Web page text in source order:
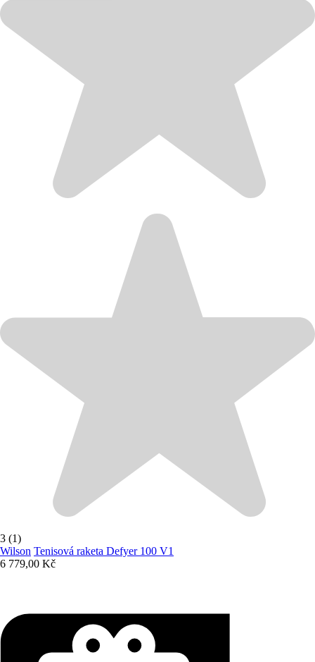
3 (1)
Wilson Tenisová raketa Defyer 100 V1
6 779,00 Kč